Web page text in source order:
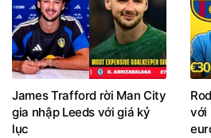
James Trafford rời Man City
gia nhập Leeds với giá kỷ
lục
với